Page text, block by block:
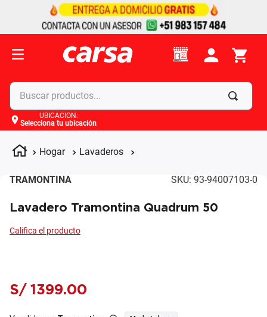
Buscar productos...
UBICACIÓN:
Selecciona tu ubicación
Hogar Lavaderos
TRAMONTINA SKU: 93-94007103-0
Lavadero Tramontina Quadrum 50
S/ 1399.00
Términos más buscados
4. apple